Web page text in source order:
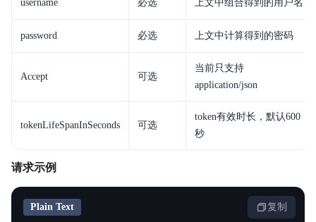
username 必选 上文中组合得到的用户名
password 必选 上文中计算得到的密码
Accept 可选
当前只支持
application/json
tokenLifeSpanInSeconds 可选
token有效时长，默认600
秒
请求示例
Plain Text 复制